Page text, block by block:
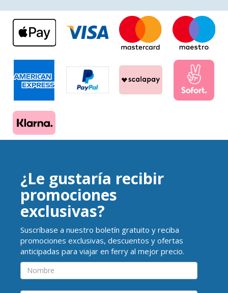
¿Le gustaría recibir
promociones
exclusivas?
Suscríbase a nuestro boletín gratuito y reciba
promociones exclusivas, descuentos y ofertas
anticipadas para viajar en ferry al mejor precio.